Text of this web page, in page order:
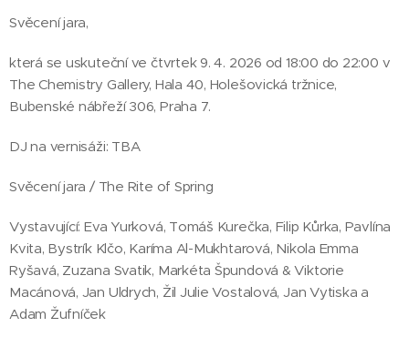
Svěcení jara,
která se uskuteční ve čtvrtek 9. 4. 2026 od 18:00 do 22:00 v
The Chemistry Gallery, Hala 40, Holešovická tržnice,
Bubenské nábřeží 306, Praha 7.
DJ na vernisáži: TBA
Svěcení jara / The Rite of Spring
Vystavující: Eva Yurková, Tomáš Kurečka, Filip Kůrka, Pavlína
Kvita, Bystrík Klčo, Karíma Al-Mukhtarová, Nikola Emma
Ryšavá, Zuzana Svatik, Markéta Špundová & Viktorie
Macánová, Jan Uldrych, Žil Julie Vostalová, Jan Vytiska a
Adam Žufníček